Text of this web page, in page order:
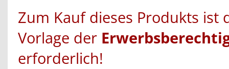
Zum Kauf dieses Produkts ist
Vorlage der
erforderlich!